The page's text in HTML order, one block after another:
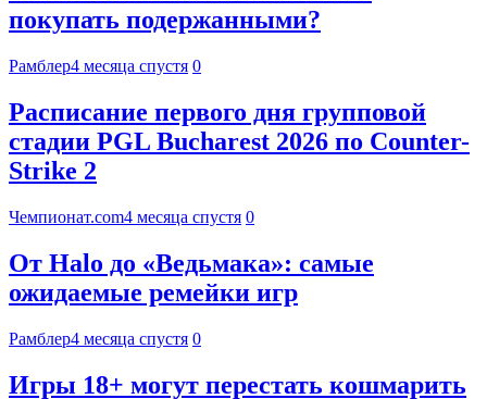
покупать подержанными?
Рамблер4 месяца спустя 0
Расписание первого дня групповой
стадии PGL Bucharest 2026 по Counter-
Strike 2
Чемпионат.com4 месяца спустя 0
От Halo до «Ведьмака»: самые
ожидаемые ремейки игр
Рамблер4 месяца спустя 0
Игры 18+ могут перестать кошмарить